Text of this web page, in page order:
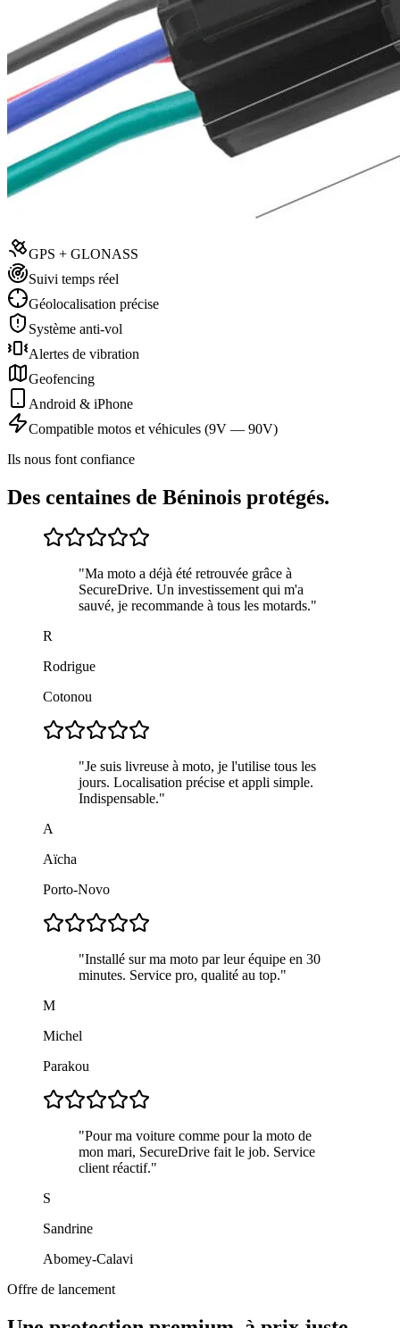
GPS + GLONASS
Suivi temps réel
Géolocalisation précise
Système anti-vol
Alertes de vibration
Geofencing
Android & iPhone
Compatible motos et véhicules (9V — 90V)
Ils nous font confiance
Des centaines de Béninois protégés.
"Ma moto a déjà été retrouvée grâce à
SecureDrive. Un investissement qui m'a
sauvé, je recommande à tous les motards."
R
Rodrigue
Cotonou
"Je suis livreuse à moto, je l'utilise tous les
jours. Localisation précise et appli simple.
Indispensable."
A
Aïcha
Porto-Novo
"Installé sur ma moto par leur équipe en 30
minutes. Service pro, qualité au top."
M
Michel
Parakou
"Pour ma voiture comme pour la moto de
mon mari, SecureDrive fait le job. Service
client réactif."
S
Sandrine
Abomey-Calavi
Offre de lancement